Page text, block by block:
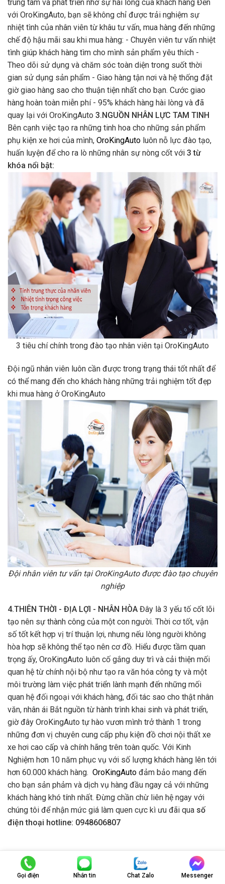
trung tâm và phát triển nhờ sự hài lòng của khách hàng Đến
với OroKingAuto, bạn sẽ không chỉ được trải nghiệm sự
nhiệt tình của nhân viên từ khâu tư vấn, mua hàng đến những
chế độ hậu mãi sau khi mua hàng: - Chuyên viên tư vấn nhiệt
tình giúp khách hàng tìm cho mình sản phẩm yêu thích -
Theo dõi sử dụng và chăm sóc toàn diện trong suốt thời
gian sử dụng sản phẩm - Giao hàng tận nơi và hệ thống đặt
giờ giao hàng sao cho thuận tiện nhất cho bạn. Cước giao
hàng hoàn toàn miễn phí - 95% khách hàng hài lòng và đã
quay lại với OroKingAuto 3.NGUỒN NHÂN LỰC TAM TINH
Bên cạnh việc tạo ra những tinh hoa cho những sản phẩm
phụ kiện xe hơi của mình, OroKingAuto luôn nỗ lực đào tạo,
huấn luyện để cho ra lò những nhân sự nòng cốt với 3 từ
khóa nổi bật:
3 tiêu chí chính trong đào tạo nhân viên tại OroKingAuto
Đội ngũ nhân viên luôn cần được trong trạng thái tốt nhất để
có thể mang đến cho khách hàng những trải nghiệm tốt đẹp
khi mua hàng ở OroKingAuto
Đội nhân viên tư vấn tại OroKingAuto được đào tạo chuyên
nghiệp
4.THIÊN THỜI - ĐỊA LỢI - NHÂN HÒA Đây là 3 yếu tố cốt lõi
tạo nên sự thành công của một con người. Thời cơ tốt, vận
số tốt kết hợp vị trí thuận lợi, nhưng nếu lòng người không
hòa hợp sẽ không thể tạo nên cơ đồ. Hiểu được tầm quan
trọng ấy, OroKingAuto luôn cố gắng duy trì và cải thiện mối
quan hệ từ chính nội bộ như tạo ra văn hóa công ty và một
môi trường làm việc phát triển lành mạnh đến những mối
quan hệ đối ngoại với khách hàng, đối tác sao cho thật nhân
văn, nhân ái Bắt nguồn từ hành trình khai sinh và phát triển,
giờ đây OroKingAuto tự hào vươn mình trở thành 1 trong
những đơn vị chuyên cung cấp phụ kiện đồ chơi nội thất xe
xe hơi cao cấp và chính hãng trên toàn quốc. Với Kinh
Nghiệm hơn 10 năm phục vụ với số lượng khách hàng lên tới
hơn 60.000 khách hàng. OroKingAuto đảm bảo mang đến
cho bạn sản phảm và dịch vụ hàng đầu ngay cả với những
khách hàng khó tính nhất. Đừng chần chừ liên hệ ngay với
chúng tôi để nhận mức giá làm quen cực kì ưu đãi qua số
điện thoại hotline: 0948606807
TOP SẢN PHẨM BÁN CHẠY
Gọi điện Nhắn tin Chat Zalo Messenger